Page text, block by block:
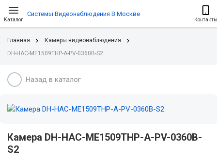
Каталог
Системы Видеонаблюдения В Москве
Контакты
Главная
Камеры видеонаблюдения
DH-HAC-ME1509THP-A-PV-0360B-S2
Назад в каталог
Камера DH-HAC-ME1509THP-A-PV-0360B-
S2